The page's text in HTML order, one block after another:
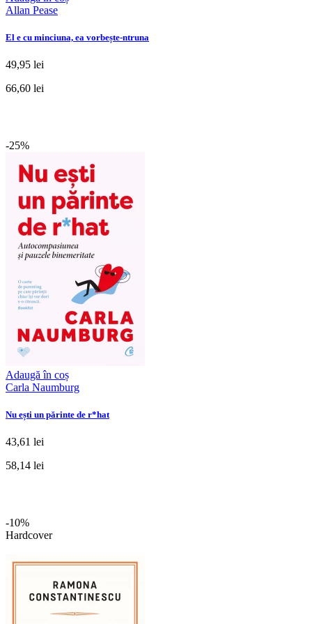
Allan Pease
El e cu minciuna, ea vorbește-ntruna
49,95 lei
66,60 lei
-25%
Adaugă în coș
Carla Naumburg
Nu ești un părinte de r*hat
43,61 lei
58,14 lei
-10%
Hardcover